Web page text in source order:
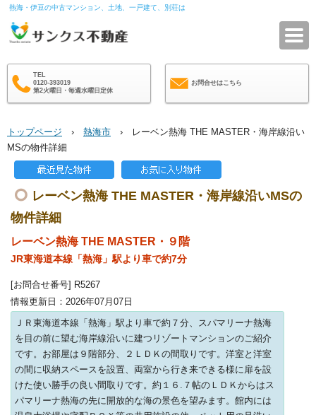
熱海・伊豆の中古マンション、土地、一戸建て、別荘は
TEL
0120-393019
第2火曜日・毎週水曜日定休
お問合せはこちら
トップページ › 熱海市 › レーベン熱海 THE MASTER・海岸線沿い
MSの物件詳細
レーベン熱海 THE MASTER・海岸線沿いMSの
物件詳細
レーベン熱海 THE MASTER・９階
JR東海道本線「熱海」駅より車で約7分
[お問合せ番号] R5267
情報更新日：2026年07月07日
ＪＲ東海道本線「熱海」駅より車で約７分、スパマリーナ熱海
を目の前に望む海岸線沿いに建つリゾートマンションのご紹介
です。お部屋は９階部分、２ＬＤＫの間取りです。洋室と洋室
の間に収納スペースを設置、両室から行き来できる様に扉を設
けた使い勝手の良い間取りです。約１６.７帖のＬＤＫからはス
パマリーナ熱海の先に開放的な海の景色を望みます。館内には